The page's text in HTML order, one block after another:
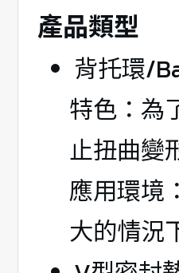
產品類型
背托環/
特色：為
止扭曲變
應用環境
大的情況